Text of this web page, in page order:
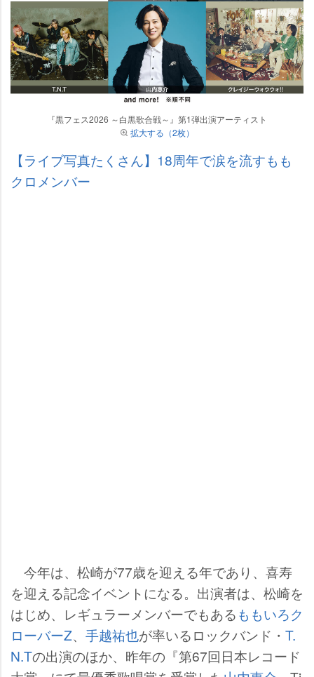
『黒フェス2026 ～白黒歌合戦～』第1弾出演アーティスト
拡大する（2枚）
【ライブ写真たくさん】18周年で涙を流すもも
クロメンバー
今年は、松崎が77歳を迎える年であり、喜寿
を迎える記念イベントになる。出演者は、松崎を
はじめ、レギュラーメンバーでもあるももいろク
ローバーZ、 手越祐也が率いるロックバンド・ T.
N.Tの出演のほか、昨年の『第67回日本レコード